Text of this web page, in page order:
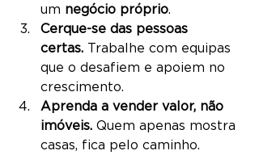
um negócio próprio.
Cerque-se das pessoas
certas. Trabalhe com equipas
que o desafiem e apoiem no
crescimento.
Aprenda a vender valor, não
imóveis. Quem apenas mostra
casas, fica pelo caminho.